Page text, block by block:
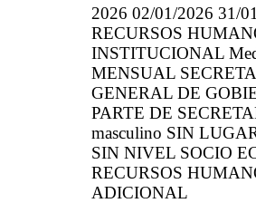
2026 02/01/2026 31/
RECURSOS
INSTITUCIONAL
MENSUAL
GENERAL DE
PARTE DE
masculino SIN
SIN NIVEL SOCIO
RECURSOS
ADICIONAL